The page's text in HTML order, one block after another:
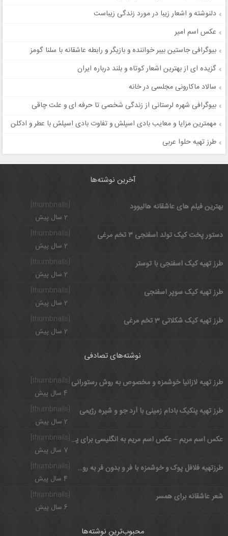
دلنوشته و اشعار زیبا در مورد زندگی زیباست
عکس اسم امیر
بیوگرافی جاستین بیبر خواننده و بازیگر و رابطه عاشقانه با سلنا گومز
گزیده ای از بهترین اشعار کوتاه و بلند درباره ایران
سالاد ماکارونی مجلسی در خانه
بیوگرافی شهره لرستانی از زندگی شخصی تا حرفه ای و علت چاقی
مهمترین مزایا و معایب بادی اسپلش و تفاوت بادی اسپلش با عطر و ادکلن
طرز تهیه حلوا عربی
آخرین نوشته‌ها
بهترین فیلم های عاشقانه هالیوود
2 سال پیش
[thumbnails]
دستور پخت کیک تولد اسفنجی ۳ تخم مرغی
2 سال پیش
طرز تهیه کیک اسفنجی با توستر
2 سال پیش
[thumbnails]
طرز تهیه کیک سوپر اسفنجی
2 سال پیش
طرز تهیه کیک شکلاتی 3 تخم مرغی
2 سال پیش
نوشته‌های تصادفی
[thumbnails] طرز تهیه لازانیا خوشمزه و مخصوص به روش رستورانی
4 سال پیش
طرز تهیه پنکیک بادام زمینی با آرد جو و شیره رژیمی
2 سال پیش
[thumbnails] عکس اسم مریم – عکس اسم مریم به انگلیسی برای پروفایل
7 سال پیش
طرزتهیه فلافل پوک و خوشمزه با فر و بدون فر به روش جنوبی
4 سال پیش
شعر عاشقانه برای همسر
6 سال پیش
محبوب‌ترین نوشته‌ها